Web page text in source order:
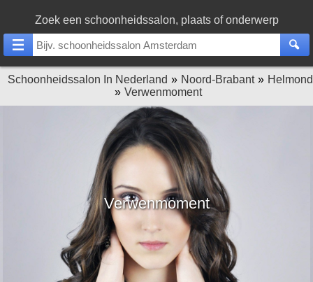
Zoek een schoonheidssalon, plaats of onderwerp
Schoonheidssalon In Nederland Noord-Brabant
Helmond
Verwenmoment
Verwenmoment